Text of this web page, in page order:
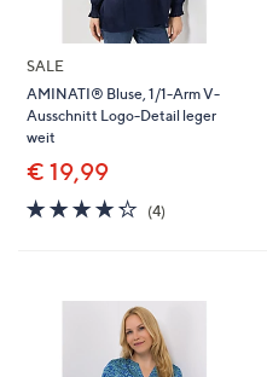
SALE
AMINATI® Bluse, 1/1-Arm V-
Ausschnitt Logo-Detail leger
weit
€ 19,99
4.2
von
(4)